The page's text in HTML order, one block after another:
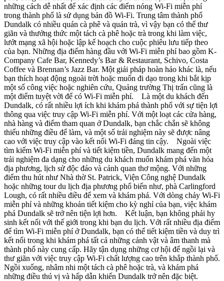
những cách dễ nhất để xác định các điểm nóng Wi-Fi miễn phí
trong thành phố là sử dụng bản đồ Wi-Fi. Trung tâm thành phố
Dundalk có nhiều quán cà phê và quán trà, vì vậy bạn có thể thư
giãn và thưởng thức một tách cà phê hoặc trà trong khi làm việc,
lướt mạng xã hội hoặc lập kế hoạch cho cuộc phiêu lưu tiếp theo
của bạn. Những địa điểm hàng đầu với Wi-Fi miễn phí bao gồm K-
Company Cafe Bar, Kennedy’s Bar & Restaurant, Schivo, Costa
Coffee và Brennan’s Jazz Bar. Một giải pháp hoàn hảo khác là, nếu
bạn thích hoạt động ngoài trời hoặc muốn đi dạo trong khi bắt kịp
một số công việc hoặc nghiên cứu, Quảng trường Thị trấn cũng là
một điểm tuyệt vời để có Wi-Fi miễn phí. Là một du khách đến
Dundalk, có rất nhiều lợi ích khi khám phá thành phố với sự tiện lợi
thông qua việc truy cập Wi-Fi miễn phí. Với một loạt các cửa hàng,
nhà hàng và điểm tham quan ở Dundalk, bạn chắc chắn sẽ không
thiếu những điều để làm, và một số trải nghiệm này sẽ được nâng
cao với việc truy cập vào kết nối Wi-Fi đáng tin cậy. Ngoài việc
tìm kiếm Wi-Fi miễn phí và tiết kiệm tiền, Dundalk mang đến một
trải nghiệm đa dạng cho những du khách muốn khám phá văn hóa
địa phương, lịch sử độc đáo và cảnh quan thơ mộng. Với những
điểm thu hút như Nhà thờ St. Patrick, Viện Công nghệ Dundalk
hoặc những tour du lịch địa phương phổ biến như, phà Carlingford
Lough, có rất nhiều điều để xem và khám phá. Với dòng chảy Wi-Fi
miễn phí và những khoản tiết kiệm cho kỳ nghỉ của bạn, việc khám
phá Dundalk sẽ trở nên tiện lợi hơn. Kết luận, bạn không phải hy
sinh kết nối với thế giới trong khi bạn du lịch. Với rất nhiều địa điểm
để tìm Wi-Fi miễn phí ở Dundalk, bạn có thể tiết kiệm tiền và duy trì
kết nối trong khi khám phá tất cả những cảnh vật và âm thanh mà
thành phố này cung cấp. Hãy tận dụng những cơ hội để ngồi lại và
thư giãn với việc truy cập Wi-Fi chất lượng cao trên khắp thành phố.
Ngồi xuống, nhâm nhi một tách cà phê hoặc trà, và khám phá
những điều thú vị và hấp dẫn khiến Dundalk trở nên đặc biệt.